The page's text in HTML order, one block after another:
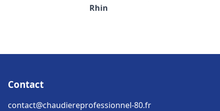
Rhin
Contact
contact@chaudiereprofessionnel-80.fr